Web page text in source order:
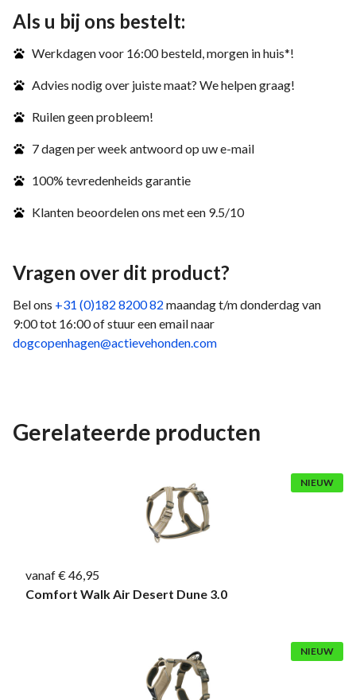
Als u bij ons bestelt:
Werkdagen voor 16:00 besteld, morgen in huis*!
Advies nodig over juiste maat? We helpen graag!
Ruilen geen probleem!
7 dagen per week antwoord op uw e-mail
100% tevredenheids garantie
Klanten beoordelen ons met een 9.5/10
Vragen over dit product?
Bel ons +31 (0)182 8200 82 maandag t/m donderdag van
9:00 tot 16:00 of stuur een email naar
dogcopenhagen@actievehonden.com
Gerelateerde producten
NIEUW
vanaf € 46,95
Comfort Walk Air Desert Dune 3.0
NIEUW